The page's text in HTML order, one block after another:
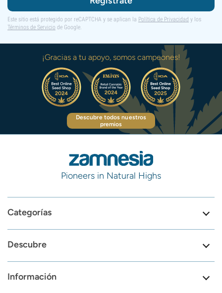
Este sitio está protegido por reCAPTCHA y se aplican la Política de Privacidad y los
Términos de Servicio de Google.
¡Gracias a tu apoyo, somos campeones!
Descubre todos nuestros
premios
Pioneers in Natural Highs
Categorías
Descubre
Información